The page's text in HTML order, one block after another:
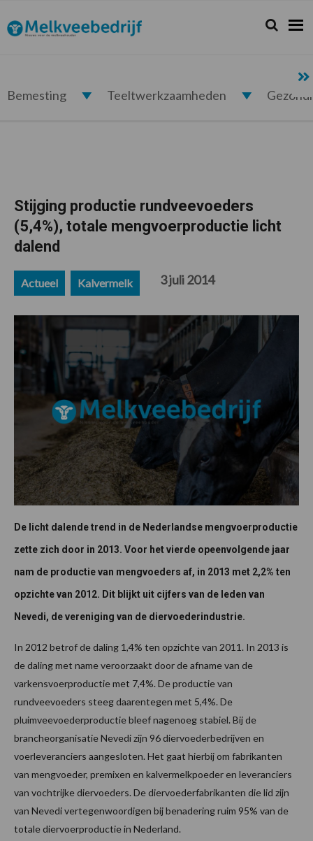
de
hoofdnavigatie
de
hoofd
de
eerste
de
voettekst
Melkveebedrijf.nl Zoeken...
Zoek
Bemesting Teeltwerkzaamheden
Stijging productie rundveevoeders
(5,4%), totale mengvoerproductie licht
dalend
Actueel Kalvermelk 3 juli 2014
De licht dalende trend in de Nederlandse mengvoerproductie
zette zich door in 2013. Voor het vierde opeenvolgende jaar
nam de productie van mengvoeders af, in 2013 met 2,2% ten
opzichte van 2012. Dit blijkt uit cijfers van de leden van
Nevedi, de vereniging van de diervoederindustrie.
In 2012 betrof de daling 1,4% ten opzichte van 2011. In 2013 is
de daling met name veroorzaakt door de afname van de
varkensvoerproductie met 7,4%. De productie van
rundveevoeders steeg daarentegen met 5,4%. De
pluimveevoederproductie bleef nagenoeg stabiel. Bij de
brancheorganisatie Nevedi zijn 96 diervoederbedrijven en
voerleveranciers aangesloten. Het gaat hierbij om fabrikanten
van mengvoeder, premixen en kalvermelkpoeder en leveranciers
van vochtrijke diervoeders. De diervoederfabrikanten die lid zijn
van Nevedi vertegenwoordigen bij benadering ruim 95% van de
totale diervoerproductie in Nederland.